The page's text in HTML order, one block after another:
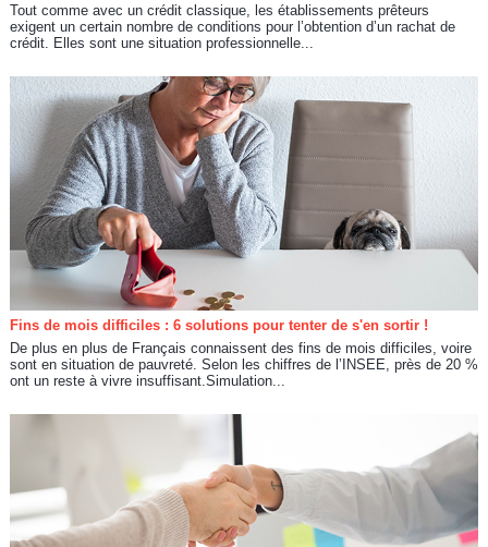
Tout comme avec un crédit classique, les établissements prêteurs
exigent un certain nombre de conditions pour l’obtention d’un rachat de
crédit. Elles sont une situation professionnelle...
Fins de mois difficiles : 6 solutions pour tenter de s'en sortir !
De plus en plus de Français connaissent des fins de mois difficiles, voire
sont en situation de pauvreté. Selon les chiffres de l’INSEE, près de 20 %
ont un reste à vivre insuffisant.Simulation...